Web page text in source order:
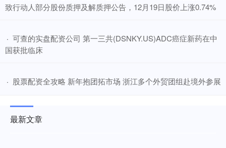
致行动人部分股份质押及解质押公告，12月19日股价上涨0.74%
· ​可查的实盘配资公司 第一三共(DSNKY.US)ADC癌症新药在中
国获批临床
· ​股票配资全攻略 新年抱团拓市场 浙江多个外贸团组赴境外参展
最新文章